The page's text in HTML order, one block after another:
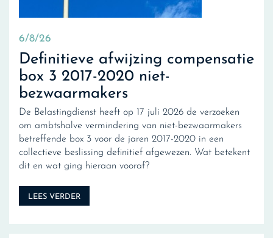
6/8/26
Definitieve afwijzing compensatie
box 3 2017-2020 niet-
bezwaarmakers
De Belastingdienst heeft op 17 juli 2026 de verzoeken
om ambtshalve vermindering van niet-bezwaarmakers
betreffende box 3 voor de jaren 2017-2020 in een
collectieve beslissing definitief afgewezen. Wat betekent
dit en wat ging hieraan vooraf?
LEES VERDER